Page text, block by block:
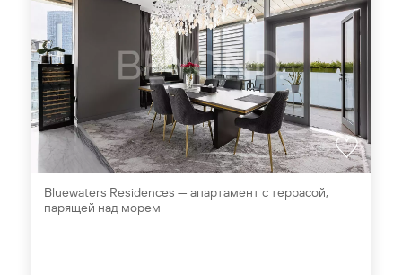
Bluewaters Residences — апартамент с террасой,
парящей над морем